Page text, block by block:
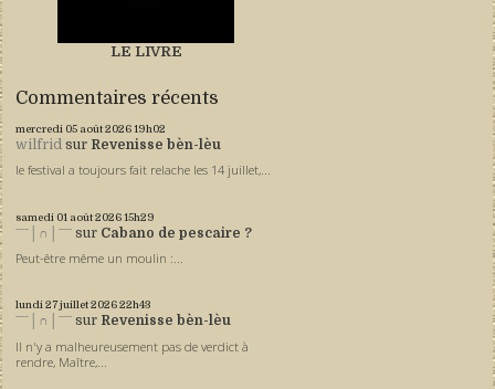
LE LIVRE
Commentaires récents
mercredi 05 août 202619h02
wilfrid sur Revenisse bèn-lèu
le festival a toujours fait relache les 14 juillet,...
samedi 01 août 202615h29
ˉˉˉ│∩│ˉˉˉ sur Cabano de pescaire ?
Peut-être même un moulin :...
lundi 27juillet 202622h43
ˉˉˉ│∩│ˉˉˉ sur Revenisse bèn-lèu
Il n'y a malheureusement pas de verdict à
rendre, Maître,...